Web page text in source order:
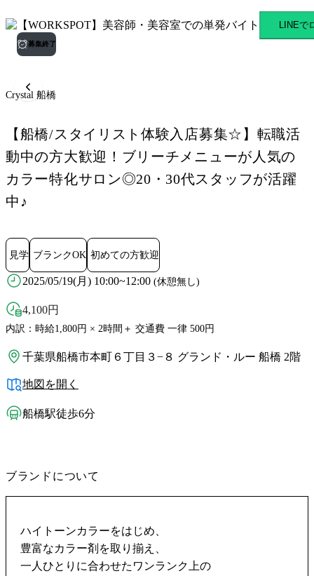
Crystal 船橋 船橋駅のスキマLINEで
募集終了
Crystal 船橋
【船橋/スタイリスト体験入店募集☆】転職活
動中の方大歓迎！ブリーチメニューが人気の
カラー特化サロン◎20・30代スタッフが活躍
中♪
見学 ブランクOK 初めての方歓迎
2025/05/19(月) 10:00~12:00 (休憩無し)
4,100円
内訳：時給1,800円 × 2時間＋ 交通費 一律 500円
千葉県船橋市本町６丁目３−８ グランド・ルー 船橋 2階
地図を開く
船橋駅徒歩6分
ブランドについて
ハイトーンカラーをはじめ、
豊富なカラー剤を取り揃え、
一人ひとりに合わせたワンランク上の